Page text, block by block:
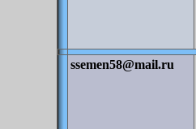
ssemen58@mail.ru